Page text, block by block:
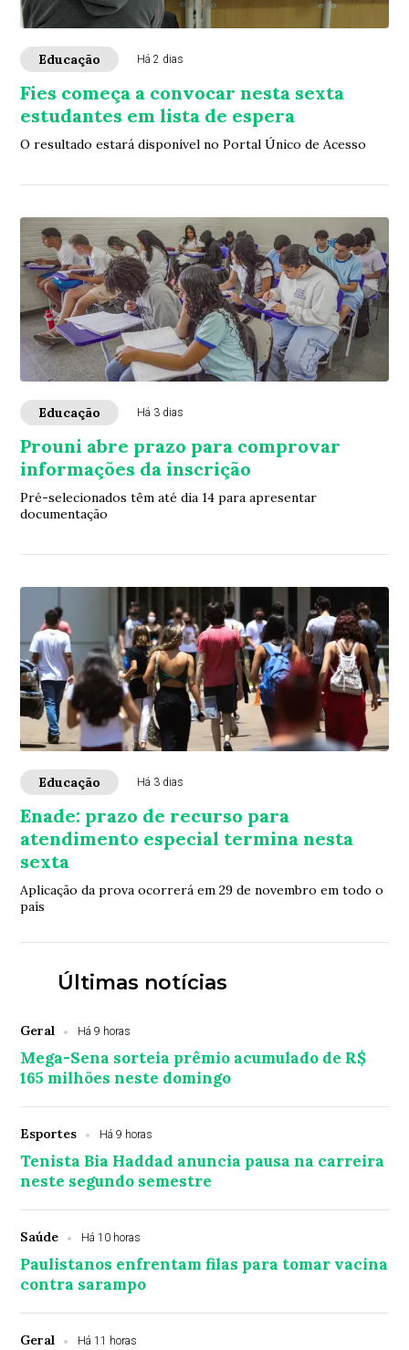
Educação Há 2 dias
Fies começa a convocar nesta sexta
estudantes em lista de espera
O resultado estará disponível no Portal Único de Acesso
Educação Há 3 dias
Prouni abre prazo para comprovar
informações da inscrição
Pré-selecionados têm até dia 14 para apresentar
documentação
Educação Há 3 dias
Enade: prazo de recurso para
atendimento especial termina nesta
sexta
Aplicação da prova ocorrerá em 29 de novembro em todo o
país
Últimas notícias
Geral Há 9 horas
Mega-Sena sorteia prêmio acumulado de R$
165 milhões neste domingo
Esportes Há 9 horas
Tenista Bia Haddad anuncia pausa na carreira
neste segundo semestre
Saúde Há 10 horas
Paulistanos enfrentam filas para tomar vacina
contra sarampo
Geral Há 11 horas